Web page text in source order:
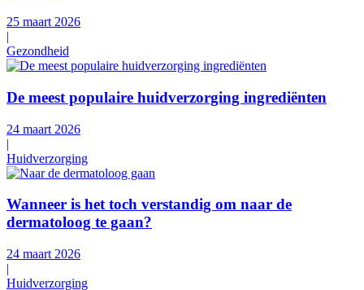
25 maart 2026
|
Gezondheid
De meest populaire huidverzorging ingrediënten
24 maart 2026
|
Huidverzorging
Wanneer is het toch verstandig om naar de
dermatoloog te gaan?
24 maart 2026
|
Huidverzorging